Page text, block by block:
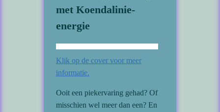
met Koendalinie-
energie
Klik op de cover voor meer
informatie.
Ooit een piekervaring gehad? Of
misschien wel meer dan een? En